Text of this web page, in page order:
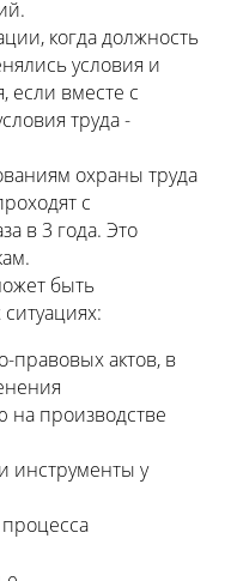
когда должность
условия и
если вместе с
труда -
охраны труда
с
в 3 года. Это
быть
актов, в
на производстве
инструменты у